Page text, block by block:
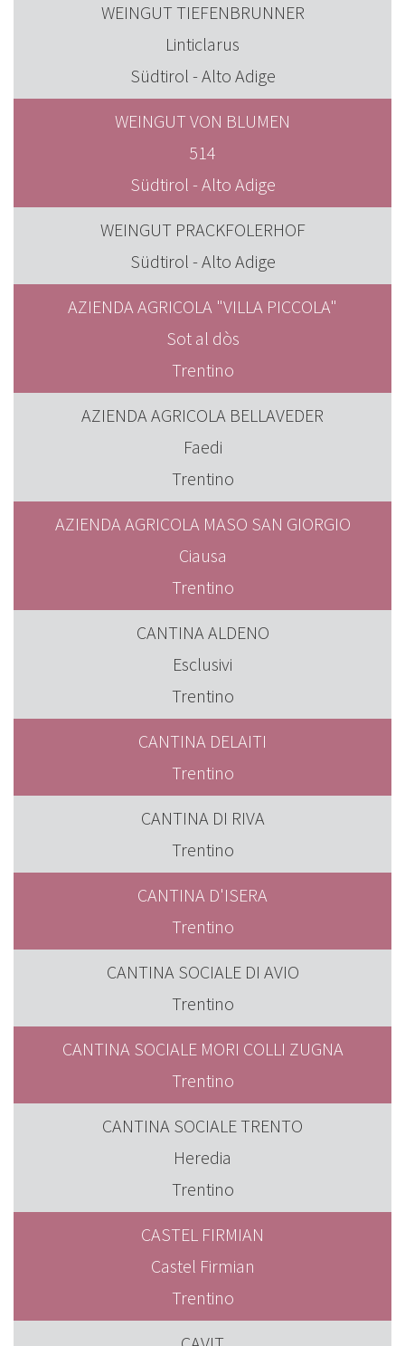
WEINGUT TIEFENBRUNNER
Linticlarus
Südtirol - Alto Adige
WEINGUT VON BLUMEN
514
Südtirol - Alto Adige
WEINGUT PRACKFOLERHOF
Südtirol - Alto Adige
AZIENDA AGRICOLA "VILLA PICCOLA"
Sot al dòs
Trentino
AZIENDA AGRICOLA BELLAVEDER
Faedi
Trentino
AZIENDA AGRICOLA MASO SAN GIORGIO
Ciausa
Trentino
CANTINA ALDENO
Esclusivi
Trentino
CANTINA DELAITI
Trentino
CANTINA DI RIVA
Trentino
CANTINA D'ISERA
Trentino
CANTINA SOCIALE DI AVIO
Trentino
CANTINA SOCIALE MORI COLLI ZUGNA
Trentino
CANTINA SOCIALE TRENTO
Heredia
Trentino
CASTEL FIRMIAN
Castel Firmian
Trentino